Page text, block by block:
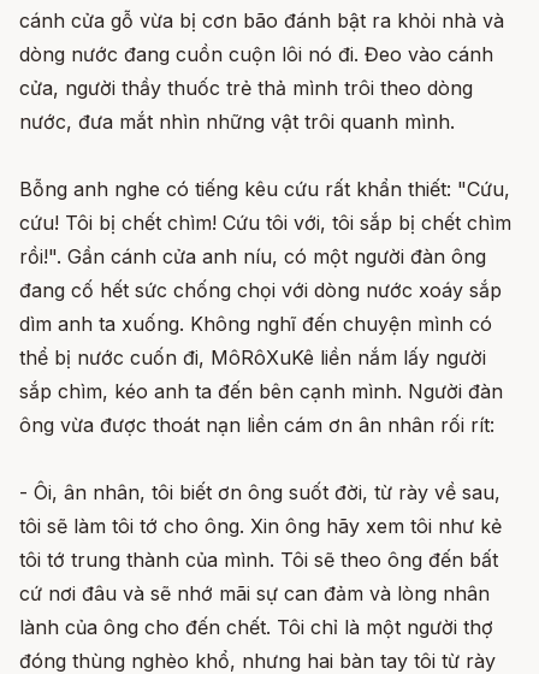
cánh cửa gỗ vừa bị cơn bão đánh bật ra khỏi nhà và
dòng nước đang cuồn cuộn lôi nó đi. Đeo vào cánh
cửa, người thầy thuốc trẻ thả mình trôi theo dòng
nước, đưa mắt nhìn những vật trôi quanh mình.
Bỗng anh nghe có tiếng kêu cứu rất khẩn thiết: "Cứu,
cứu! Tôi bị chết chìm! Cứu tôi với, tôi sắp bị chết chìm
rồi!". Gần cánh cửa anh níu, có một người đàn ông
đang cố hết sức chống chọi với dòng nước xoáy sắp
dìm anh ta xuống. Không nghĩ đến chuyện mình có
thể bị nước cuốn đi, MôRôXuKê liền nắm lấy người
sắp chìm, kéo anh ta đến bên cạnh mình. Người đàn
ông vừa được thoát nạn liền cám ơn ân nhân rối rít:
- Ôi, ân nhân, tôi biết ơn ông suốt đời, từ rày về sau,
tôi sẽ làm tôi tớ cho ông. Xin ông hãy xem tôi như kẻ
tôi tớ trung thành của mình. Tôi sẽ theo ông đến bất
cứ nơi đâu và sẽ nhớ mãi sự can đảm và lòng nhân
lành của ông cho đến chết. Tôi chỉ là một người thợ
đóng thùng nghèo khổ, nhưng hai bàn tay tôi từ rày